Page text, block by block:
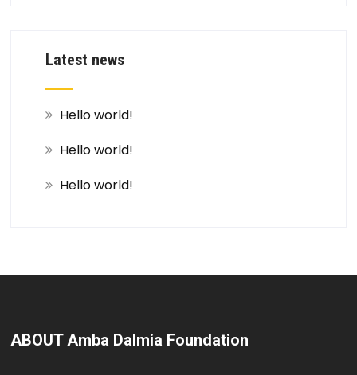
Latest news
Hello world!
Hello world!
Hello world!
ABOUT Amba Dalmia Foundation